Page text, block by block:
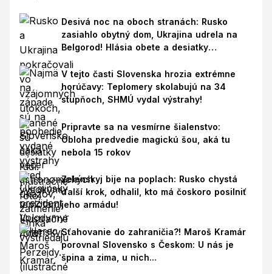
Desivá noc na oboch stranách: Rusko
zasiahlo obytný dom, Ukrajina udrela na
Belgorod! Hlásia obete a desiatky
zranených
V tejto časti Slovenska hrozia extrémne
horúčavy: Teplomery skolabujú na 34
stupňoch, SHMÚ vydal výstrahy!
Pripravte sa na vesmírne šialenstvo:
Obloha predvedie magickú šou, aká tu
nebola 15 rokov
Zelenskyj bije na poplach: Rusko chystá
ďalší krok, odhalil, kto má čoskoro posilniť
jeho armádu!
Sťahovanie do zahraničia?! Maroš Kramár
porovnal Slovensko s Českom: U nás je
špina a zima, u nich...